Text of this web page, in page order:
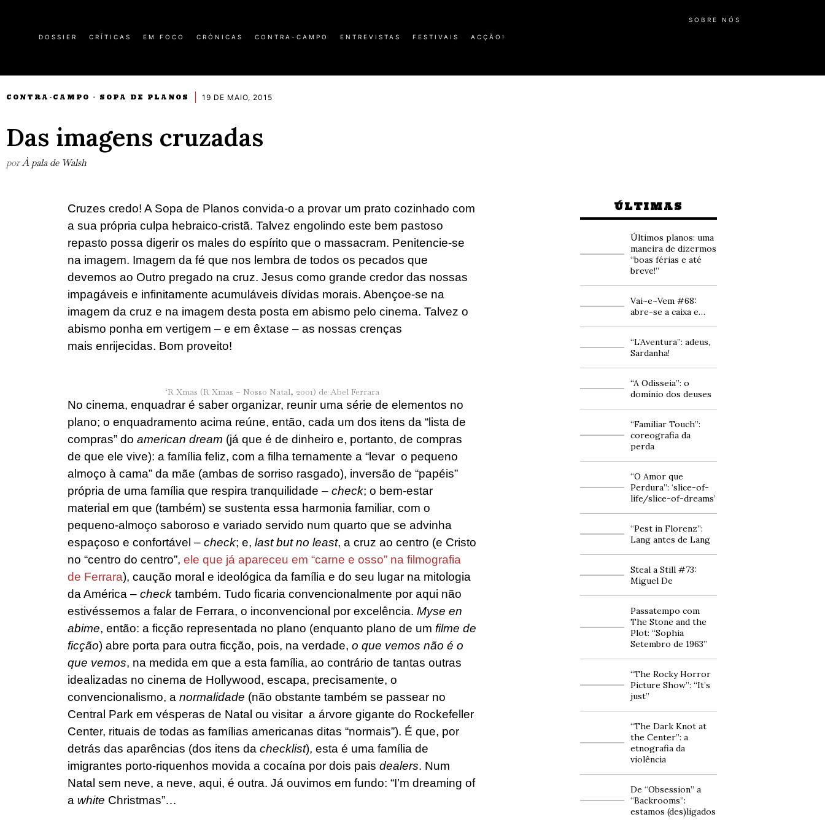
DOSSIER CRÍTICAS EM FOCO CRÓNICAS CONTRA-CAMPO ENTREVISTAS FESTIVAIS ACÇÃO!
SOBRE NÓS
CONTRA-CAMPO · SOPA DE PLANOS 19 DE MAIO, 2015
Das imagens cruzadas
por À pala de Walsh
Cruzes credo! A Sopa de Planos convida-o a provar um prato cozinhado com
a sua própria culpa hebraico-cristã. Talvez engolindo este bem pastoso
repasto possa digerir os males do espírito que o massacram. Penitencie-se
na imagem. Imagem da fé que nos lembra de todos os pecados que
devemos ao Outro pregado na cruz. Jesus como grande credor das nossas
impagáveis e infinitamente acumuláveis dívidas morais. Abençoe-se na
imagem da cruz e na imagem desta posta em abismo pelo cinema. Talvez o
abismo ponha em vertigem – e em êxtase – as nossas crenças
mais enrijecidas. Bom proveito!
‘R Xmas (R Xmas – Nosso Natal, 2001) de Abel Ferrara
No cinema, enquadrar é saber organizar, reunir uma série de elementos no
plano; o enquadramento acima reúne, então, cada um dos itens da “lista de
compras” do american dream (já que é de dinheiro e, portanto, de compras
de que ele vive): a família feliz, com a filha ternamente a “levar o pequeno
almoço à cama” da mãe (ambas de sorriso rasgado), inversão de “papéis”
própria de uma família que respira tranquilidade – check; o bem-estar
material em que (também) se sustenta essa harmonia familiar, com o
pequeno-almoço saboroso e variado servido num quarto que se advinha
espaçoso e confortável – check; e, last but no least, a cruz ao centro (e Cristo
no “centro do centro”, ele que já apareceu em “carne e osso” na filmografia
de Ferrara), caução moral e ideológica da família e do seu lugar na mitologia
da América – check também. Tudo ficaria convencionalmente por aqui não
estivéssemos a falar de Ferrara, o inconvencional por excelência. Myse en
abime, então: a ficção representada no plano (enquanto plano de um filme de
ficção) abre porta para outra ficção, pois, na verdade, o que vemos não é o
que vemos, na medida em que a esta família, ao contrário de tantas outras
idealizadas no cinema de Hollywood, escapa, precisamente, o
convencionalismo, a normalidade (não obstante também se passear no
Central Park em vésperas de Natal ou visitar a árvore gigante do Rockefeller
Center, rituais de todas as famílias americanas ditas “normais”). É que, por
detrás das aparências (dos itens da checklist), esta é uma família de
imigrantes porto-riquenhos movida a cocaína por dois pais dealers. Num
Natal sem neve, a neve, aqui, é outra. Já ouvimos em fundo: “I’m dreaming of
a white Christmas”…
ÚLTIMAS
Últimos planos: uma
maneira de dizermos
“boas férias e até
breve!”
Vai~e~Vem #68:
abre-se a caixa e…
“L’Aventura”: adeus,
Sardanha!
“A Odisseia”: o
domínio dos deuses
“Familiar Touch”:
coreografia da
perda
“O Amor que
Perdura”: ‘slice-of-
life/slice-of-dreams’
“Pest in Florenz”:
Lang antes de Lang
Steal a Still #73:
Miguel De
Passatempo com
The Stone and the
Plot: “Sophia
Setembro de 1963”
“The Rocky Horror
Picture Show”: “It’s
just”
“The Dark Knot at
the Center”: a
etnografia da
violência
De “Obsession” a
“Backrooms”:
estamos (des)ligados